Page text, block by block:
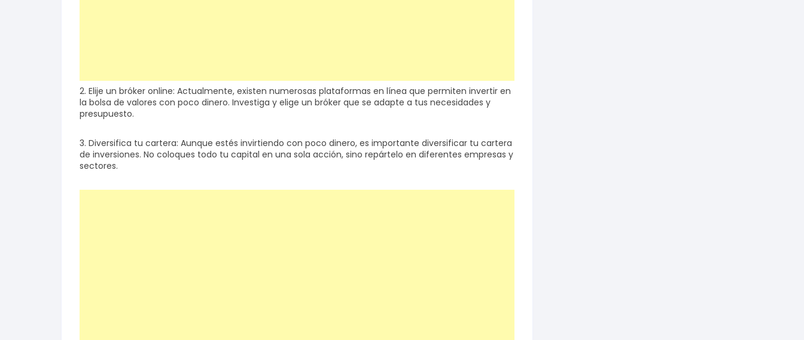
2. Elije un bróker online: Actualmente, existen numerosas plataformas en línea que permiten invertir en
la bolsa de valores con poco dinero. Investiga y elige un bróker que se adapte a tus necesidades y
presupuesto.
3. Diversifica tu cartera: Aunque estés invirtiendo con poco dinero, es importante diversificar tu cartera
de inversiones. No coloques todo tu capital en una sola acción, sino repártelo en diferentes empresas y
sectores.